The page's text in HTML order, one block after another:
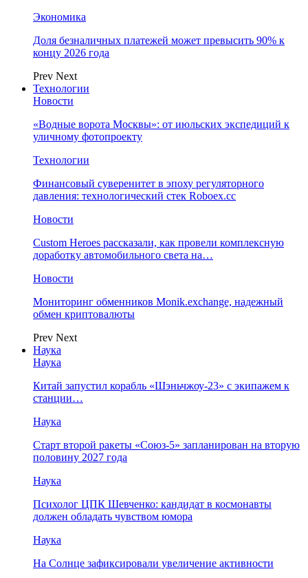
Экономика
Доля безналичных платежей может превысить 90% к
концу 2026 года
Prev Next
Технологии
Новости
«Водные ворота Москвы»: от июльских экспедиций к
уличному фотопроекту
Технологии
Финансовый суверенитет в эпоху регуляторного
давления: технологический стек Roboex.cc
Новости
Custom Heroes рассказали, как провели комплексную
доработку автомобильного света на…
Новости
Мониторинг обменников Monik.exchange, надежный
обмен криптовалюты
Prev Next
Наука
Наука
Китай запустил корабль «Шэньчжоу-23» с экипажем к
станции…
Наука
Старт второй ракеты «Союз-5» запланирован на вторую
половину 2027 года
Наука
Психолог ЦПК Шевченко: кандидат в космонавты
должен обладать чувством юмора
Наука
На Солнце зафиксировали увеличение активности